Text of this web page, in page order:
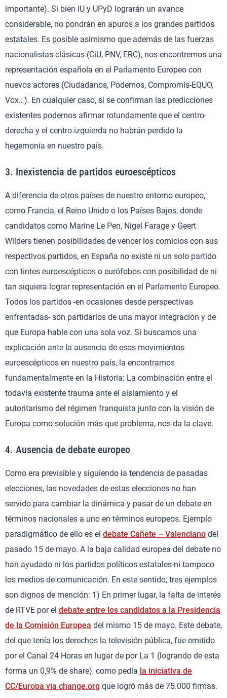
importante). Si bien IU y UPyD lograrán un avance
considerable, no pondrán en apuros a los grandes partidos
estatales. Es posible asimismo que además de las fuerzas
nacionalistas clásicas (CiU, PNV, ERC), nos encontremos una
representación española en el Parlamento Europeo con
nuevos actores (Ciudadanos, Podemos, Compromís-EQUO,
Vox…). En cualquier caso, si se confirman las predicciones
existentes podemos afirmar rotundamente que el centro-
derecha y el centro-izquierda no habrán perdido la
hegemonía en nuestro país.
3. Inexistencia de partidos euroescépticos
A diferencia de otros países de nuestro entorno europeo,
como Francia, el Reino Unido o los Países Bajos, donde
candidatos como Marine Le Pen, Nigel Farage y Geert
Wilders tienen posibilidades de vencer los comicios con sus
respectivos partidos, en España no existe ni un solo partido
con tintes euroescépticos o eurófobos con posibilidad de ni
tan siquiera lograr representación en el Parlamento Europeo.
Todos los partidos -en ocasiones desde perspectivas
enfrentadas- son partidarios de una mayor integración y de
que Europa hable con una sola voz. Si buscamos una
explicación ante la ausencia de esos movimientos
euroescépticos en nuestro país, la encontramos
fundamentalmente en la Historia: La combinación entre el
todavía existente trauma ante el aislamiento y el
autoritarismo del régimen franquista junto con la visión de
Europa como solución más que problema, nos da la clave.
4. Ausencia de debate europeo
Como era previsible y siguiendo la tendencia de pasadas
elecciones, las novedades de estas elecciones no han
servido para cambiar la dinámica y pasar de un debate en
términos nacionales a uno en términos europeos. Ejemplo
paradigmático de ello es el debate Cañete – Valenciano del
pasado 15 de mayo. A la baja calidad europea del debate no
han ayudado ni los partidos políticos estatales ni tampoco
los medios de comunicación. En este sentido, tres ejemplos
son dignos de mención: 1) En primer lugar, la falta de interés
de RTVE por el debate entre los candidatos a la Presidencia
de la Comisión Europea del mismo 15 de mayo. Este debate,
del que tenía los derechos la televisión pública, fue emitido
por el Canal 24 Horas en lugar de por La 1 (logrando de esta
forma un 0,9% de share), como pedía la iniciativa de
CC/Europa vía change.org que logró más de 75.000 firmas.